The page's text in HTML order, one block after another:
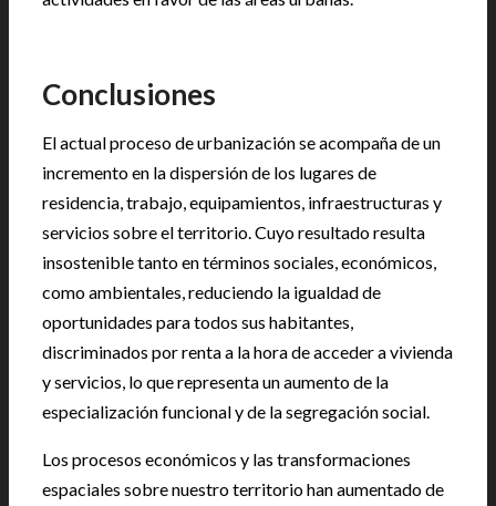
Conclusiones
El actual proceso de urbanización se acompaña de un
incremento en la dispersión de los lugares de
residencia, trabajo, equipamientos, infraestructuras y
servicios sobre el territorio. Cuyo resultado resulta
insostenible tanto en términos sociales, económicos,
como ambientales, reduciendo la igualdad de
oportunidades para todos sus habitantes,
discriminados por renta a la hora de acceder a vivienda
y servicios, lo que representa un aumento de la
especialización funcional y de la segregación social.
Los procesos económicos y las transformaciones
espaciales sobre nuestro territorio han aumentado de